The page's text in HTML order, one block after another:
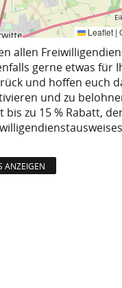
Leaflet |
allen
gerne etwas für
und hoffen euch
und zu
bis zu 15 % Rabatt,
ANZEIGEN